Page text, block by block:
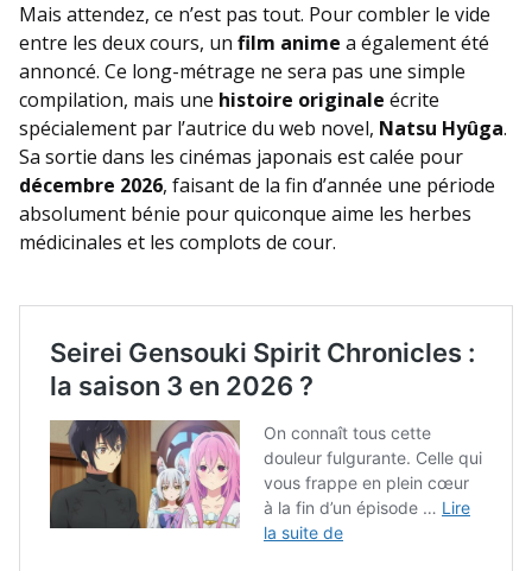
Mais attendez, ce n’est pas tout. Pour combler le vide
entre les deux cours, un film anime a également été
annoncé. Ce long-métrage ne sera pas une simple
compilation, mais une histoire originale écrite
spécialement par l’autrice du web novel, Natsu Hyûga.
Sa sortie dans les cinémas japonais est calée pour
décembre 2026, faisant de la fin d’année une période
absolument bénie pour quiconque aime les herbes
médicinales et les complots de cour.